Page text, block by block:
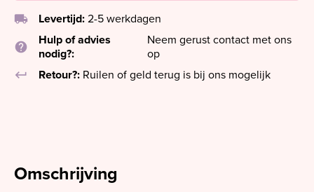
local_shipping Levertijd: 2-5 werkdagen
help
Hulp of advies
nodig?:
Neem gerust contact met ons
op
keyboard_return
Retour?: Ruilen of geld terug is bij ons mogelijk
Omschrijving